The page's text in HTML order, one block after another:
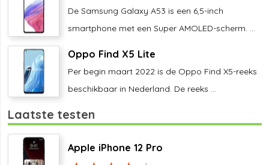
De Samsung Galaxy A53 is een 6,5-inch
smartphone met een Super AMOLED-scherm. ...
Oppo Find X5 Lite
Per begin maart 2022 is de Oppo Find X5-reeks
beschikbaar in Nederland. De reeks ...
Laatste testen
Apple iPhone 12 Pro